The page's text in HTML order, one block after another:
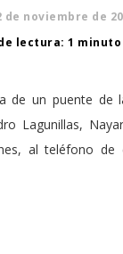
de noviembre de
lectura: 1 minuto
de un puente de
Lagunillas,
al teléfono de